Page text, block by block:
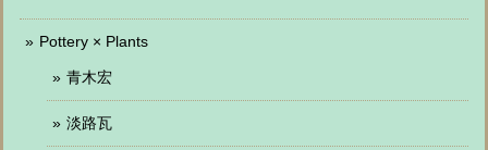
Pottery × Plants
青木宏
淡路瓦